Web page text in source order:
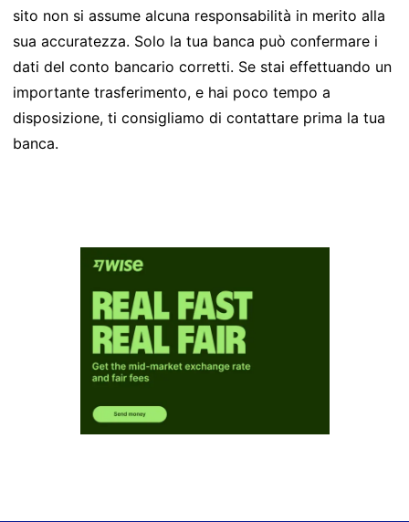
sito non si assume alcuna responsabilità in merito alla
sua accuratezza. Solo la tua banca può confermare i
dati del conto bancario corretti. Se stai effettuando un
importante trasferimento, e hai poco tempo a
disposizione, ti consigliamo di contattare prima la tua
banca.